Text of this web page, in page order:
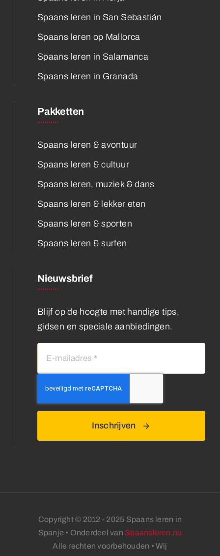
Spaans leren in San Sebastián
Spaans leren op Mallorca
Spaans leren in Salamanca
Spaans leren in Granada
Pakketten
Spaans leren & avontuur
Spaans leren & cultuur
Spaans leren, muziek & dans
Spaans leren & lekker eten
Spaans leren & sporten
Spaans leren & surfen
Nieuwsbrief
Blijf op de hoogte met handige tips,
gidsen en speciale aanbiedingen.
Inschrijven
Copyright © 2012 - 2025 Spaans leren in
Spanje • Onderdeel van Spaansleren.nu
Alle rechten voorbehouden • Wij